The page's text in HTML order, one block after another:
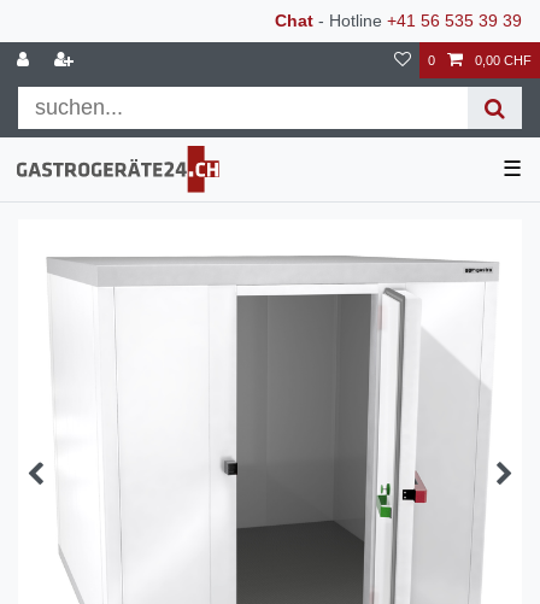
Chat - Hotline +41 56 535 39 39
0 0,00 CHF
☰